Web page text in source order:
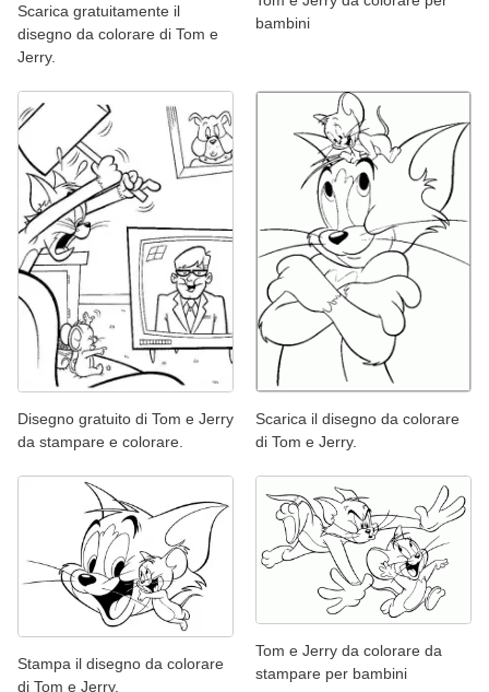
Scarica gratuitamente il
disegno da colorare di Tom e
Jerry.
bambini
Disegno gratuito di Tom e Jerry
da stampare e colorare.
Scarica il disegno da colorare
di Tom e Jerry.
Stampa il disegno da colorare
di Tom e Jerry.
Tom e Jerry da colorare da
stampare per bambini